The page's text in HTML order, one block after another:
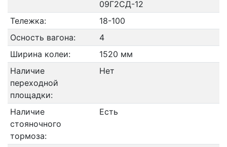
09Г2СД-12
Тележка:
18-100
Осность вагона:
4
Ширина колеи:
1520 мм
Наличие
переходной
площадки:
Нет
Наличие
стояночного
тормоза:
Есть